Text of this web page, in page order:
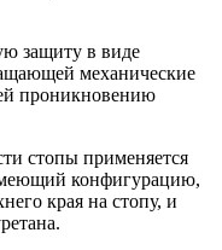
защиту в виде
механические
проникновению
стопы применяется
конфигурацию,
края на стопу, и